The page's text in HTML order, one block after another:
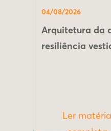
04/08/2026
Arquitetura da
resiliência
Ler matéria